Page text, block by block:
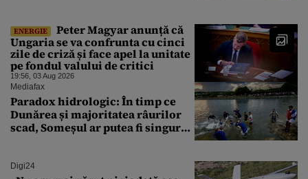
ENERGIE
Peter Magyar anunță că
Ungaria se va confrunta cu cinci
zile de criză și face apel la unitate
pe fondul valului de critici
19:56, 03 Aug 2026
Mediafax
Paradox hidrologic: În timp ce
Dunărea și majoritatea râurilor
scad, Someșul ar putea fi singurul
Digi24